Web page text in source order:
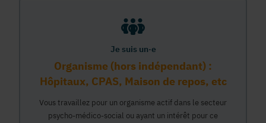
Je suis un·e
Organisme (hors indépendant) :
Hôpitaux, CPAS, Maison de repos, etc
Vous travaillez pour un organisme actif dans le secteur
psycho-médico-social ou ayant un intérêt pour ce